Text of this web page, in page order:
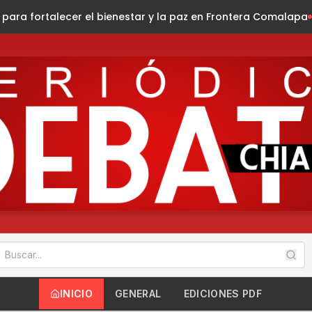
y la paz en Frontera Comalapa Invita Ayuntamiento
INICIO GENERAL EDICIONES PDF